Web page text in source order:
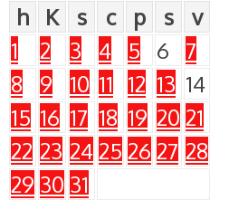
h
K s c p s
v
1
2 3 4 5 6
7
8
9 10 11 12 13 14
15 16 17 18 19 20 21
22 23 2425 26 27 28
29 30 31